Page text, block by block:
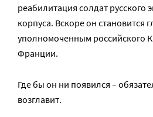
реабилитация солдат русского
корпуса. Вскоре он становится
уполномоченным российского
Франции.
Где бы он ни появился –
возглавит.